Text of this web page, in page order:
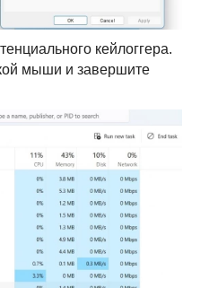
кейлоггера.
мыши и завершите